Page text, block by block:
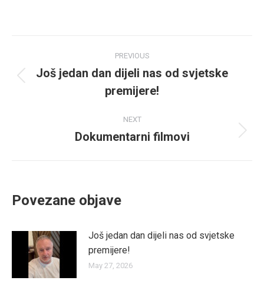
navigation
PREVIOUS
post:
Još jedan dan dijeli nas od svjetske
premijere!
NEXT
Next
Dokumentarni filmovi
Povezane objave
Još jedan dan dijeli nas od svjetske
premijere!
May 27, 2026